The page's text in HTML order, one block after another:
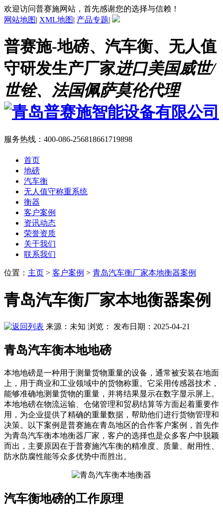
欢迎访问普赛施网站，首先感谢您的选择与信赖！
网站地图| XML地图| 产品专题|
普赛施-地磅、汽车衡、无人值
守研发生产厂家进口美国威世/
世铨、法国佩萨莫伦代理
服务热线： 400-086-256818661719898
首页
地磅
汽车衡
无人值守称重系统
衡器
客户案例
资讯动态
荣誉资质
关于我们
联系我们
位置 ： 主页 > 客户案例 > 青岛汽车衡厂家本地衡器案例
青岛汽车衡厂家本地衡器案例
来源：未知 浏览： 发布日期：2025-04-21
青岛汽车衡本地地磅
本地地磅是一种用于测量货物重量的设备，通常被安装在地面
上，用于商业和工业领域中的货物称重。它采用传感器技术，
能够准确地测量货物的重量，并将结果显示在数字显示屏上。
本地地磅在物流运输、仓储管理和贸易结算等方面起着重要作
用，为企业提供了精确的重量数据，帮助他们进行货物管理和
决策。以下案例是普赛施在青岛地区的合作客户案例，首先作
为青岛汽车衡本地衡器厂家，客户的选择也是众多客户中脱颖
而出，主要原因在于普赛施汽车衡的精准度、质量、耐用性、
防水防腐性能等众多优势中而胜出。
汽车衡地磅的工作原理